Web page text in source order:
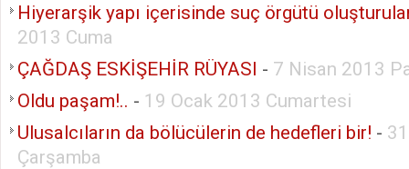
Hiyerarşik yapı içerisinde suç örgütü
2013 Cuma
ÇAĞDAŞ ESKİŞEHİR RÜYASI - 7 Nisan 2013
Oldu paşam!.. - 19 Ocak 2013 Cumartesi
Ulusalcıların da bölücülerin de hedefleri bir! -
Çarşamba